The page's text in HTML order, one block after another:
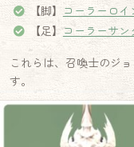
【脚】
コーラーロイ
【足】コーラーサン
これらは、召喚士のジ
す。